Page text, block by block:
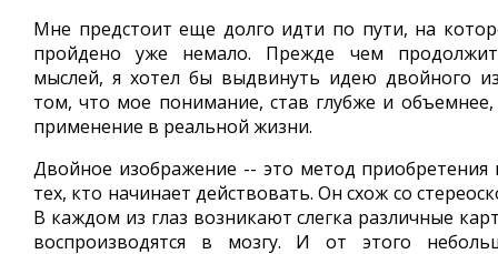
Мне предстоит еще долго идти по пути, на
пройдено уже немало. Прежде чем
мыслей, я хотел бы выдвинуть идею двойного
том, что мое понимание, став глубже и
применение в реальной жизни.
Двойное изображение -- это метод приобретения
тех, кто начинает действовать. Он схож со
В каждом из глаз возникают слегка различные
воспроизводятся в мозгу. И от этого